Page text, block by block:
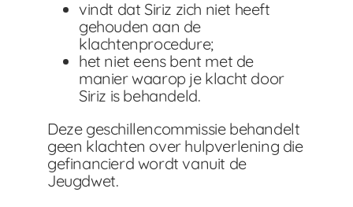
vindt dat Siriz zich niet heeft
gehouden aan de
klachtenprocedure;
het niet eens bent met de
manier waarop je klacht door
Siriz is behandeld.
Deze geschillencommissie behandelt
geen klachten over hulpverlening die
gefinancierd wordt vanuit de
Jeugdwet.